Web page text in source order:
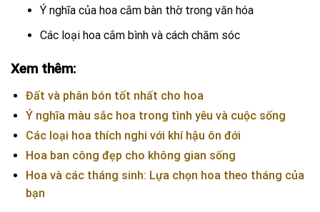
Ý nghĩa của hoa cắm bàn thờ trong văn hóa
Các loại hoa cắm bình và cách chăm sóc
Xem thêm:
Đất và phân bón tốt nhất cho hoa
Ý nghĩa màu sắc hoa trong tình yêu và cuộc sống
Các loại hoa thích nghi với khí hậu ôn đới
Hoa ban công đẹp cho không gian sống
Hoa và các tháng sinh: Lựa chọn hoa theo tháng của
bạn